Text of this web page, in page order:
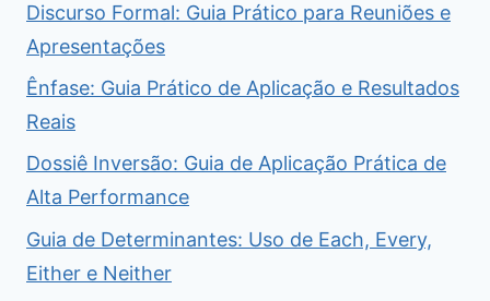
Discurso Formal: Guia Prático para Reuniões e
Apresentações
Ênfase: Guia Prático de Aplicação e Resultados
Reais
Dossiê Inversão: Guia de Aplicação Prática de
Alta Performance
Guia de Determinantes: Uso de Each, Every,
Either e Neither